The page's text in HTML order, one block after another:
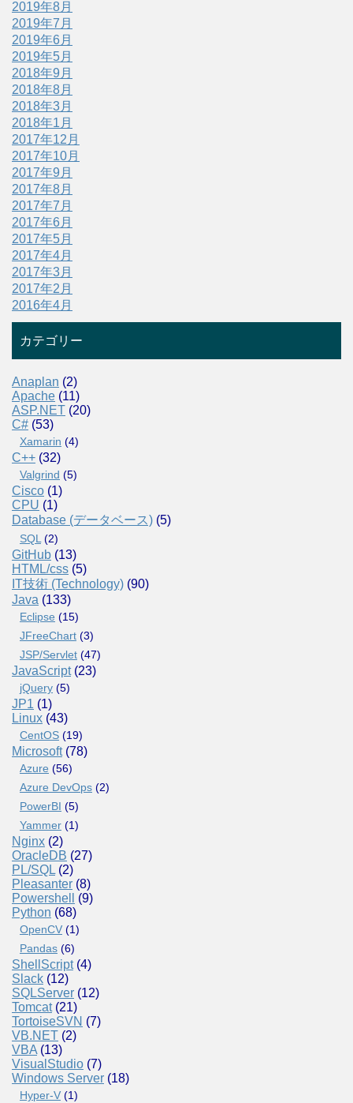
2019年8月
2019年7月
2019年6月
2019年5月
2018年9月
2018年8月
2018年3月
2018年1月
2017年12月
2017年10月
2017年9月
2017年8月
2017年7月
2017年6月
2017年5月
2017年4月
2017年3月
2017年2月
2016年4月
カテゴリー
Anaplan (2)
Apache (11)
ASP.NET (20)
C# (53)
Xamarin (4)
C++ (32)
Valgrind (5)
Cisco (1)
CPU (1)
Database (データベース) (5)
SQL (2)
GitHub (13)
HTML/css (5)
IT技術 (Technology) (90)
Java (133)
Eclipse (15)
JFreeChart (3)
JSP/Servlet (47)
JavaScript(23)
jQuery (5)
JP1 (1)
Linux (43)
CentOS (19)
Microsoft(78)
Azure (56)
Azure DevOps (2)
PowerBI (5)
Yammer (1)
Nginx (2)
OracleDB (27)
PL/SQL (2)
Pleasanter (8)
Powershell
(9)
Python (68)
OpenCV (1)
Pandas (6)
ShellScript(4)
Slack (12)
SQLServer (12)
Tomcat(21)
TortoiseSVN (7)
VB.NET (2)
VBA (13)
VisualStudio (7)
Windows Server (18)
Hyper-V (1)